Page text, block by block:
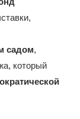
садом,
который